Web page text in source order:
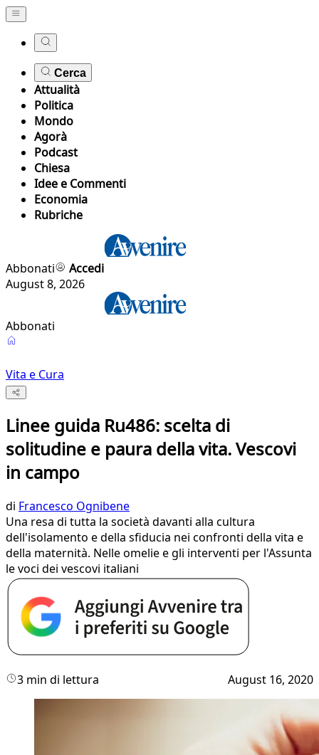
Cerca
Attualità
Politica
Mondo
Agorà
Podcast
Chiesa
Idee e Commenti
Economia
Rubriche
Abbonati
Accedi
August 8, 2026
Abbonati
Vita e Cura
Linee guida Ru486: scelta di
solitudine e paura della vita. Vescovi
in campo
di Francesco Ognibene
Una resa di tutta la società davanti alla cultura
dell'isolamento e della sfiducia nei confronti della vita e
della maternità. Nelle omelie e gli interventi per l'Assunta
le voci dei vescovi italiani
3 min di lettura August 16, 2020